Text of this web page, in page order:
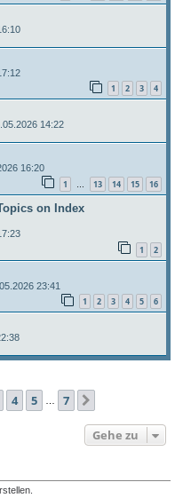
1 2 3 4
14:22
16:20
1 … 13 14 15 16
on Index
1 2
23:41
1 2 3 4 5 6
4 5 7
Gehe zu